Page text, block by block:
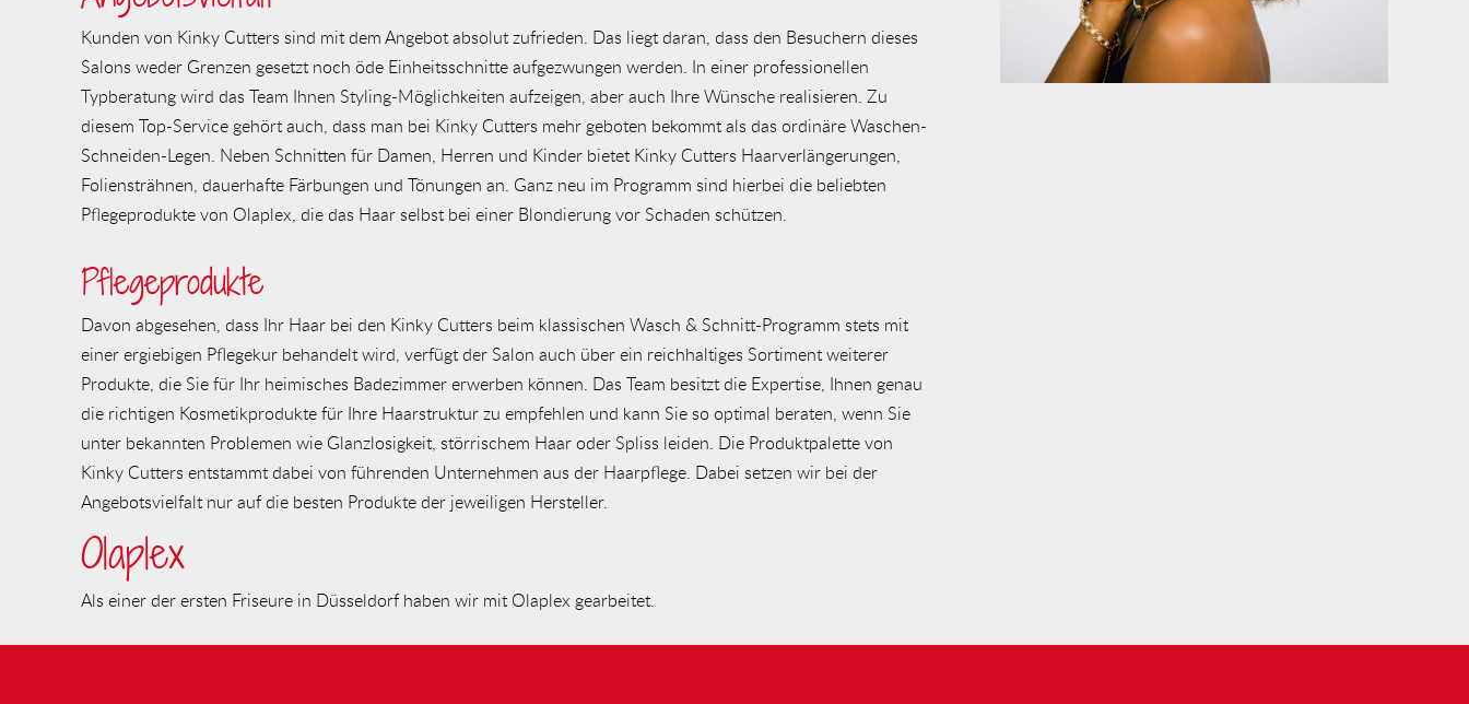
Kunden von Kinky Cutters sind mit dem Angebot absolut zufrieden. Das liegt daran, dass den Besuchern dieses
Salons weder Grenzen gesetzt noch öde Einheitsschnitte aufgezwungen werden. In einer professionellen
Typberatung wird das Team Ihnen Styling-Möglichkeiten aufzeigen, aber auch Ihre Wünsche realisieren. Zu
diesem Top-Service gehört auch, dass man bei Kinky Cutters mehr geboten bekommt als das ordinäre Waschen-
Schneiden-Legen. Neben Schnitten für Damen, Herren und Kinder bietet Kinky Cutters Haarverlängerungen,
Foliensträhnen, dauerhafte Färbungen und Tönungen an. Ganz neu im Programm sind hierbei die beliebten
Pflegeprodukte von Olaplex, die das Haar selbst bei einer Blondierung vor Schaden schützen.
Pflegeprodukte
Davon abgesehen, dass Ihr Haar bei den Kinky Cutters beim klassischen Wasch & Schnitt-Programm stets mit
einer ergiebigen Pflegekur behandelt wird, verfügt der Salon auch über ein reichhaltiges Sortiment weiterer
Produkte, die Sie für Ihr heimisches Badezimmer erwerben können. Das Team besitzt die Expertise, Ihnen genau
die richtigen Kosmetikprodukte für Ihre Haarstruktur zu empfehlen und kann Sie so optimal beraten, wenn Sie
unter bekannten Problemen wie Glanzlosigkeit, störrischem Haar oder Spliss leiden. Die Produktpalette von
Kinky Cutters entstammt dabei von führenden Unternehmen aus der Haarpflege. Dabei setzen wir bei der
Angebotsvielfalt nur auf die besten Produkte der jeweiligen Hersteller.
Olaplex
Als einer der ersten Friseure in Düsseldorf haben wir mit Olaplex gearbeitet.